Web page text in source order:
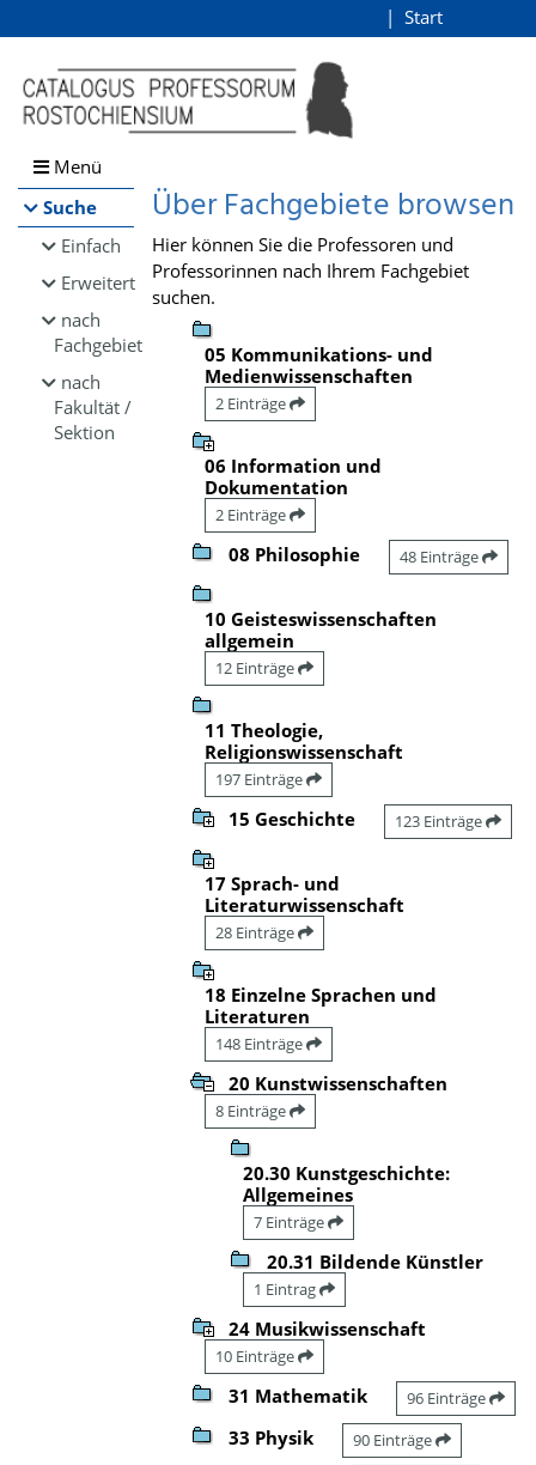
Browsen
direkt zum Inhalt
Start
Menü
Suche
Einfach
Erweitert
nach
Fachgebiet
nach
Fakultät /
Sektion
Über Fachgebiete browsen
Hier können Sie die Professoren und
Professorinnen nach Ihrem Fachgebiet
suchen.
05 Kommunikations- und
Medienwissenschaften
2 Einträge
06 Information und
Dokumentation
2 Einträge
08 Philosophie 48 Einträge
10 Geisteswissenschaften
allgemein
12 Einträge
11 Theologie,
Religionswissenschaft
197 Einträge
15 Geschichte 123 Einträge
17 Sprach- und
Literaturwissenschaft
28 Einträge
18 Einzelne Sprachen und
Literaturen
148 Einträge
20 Kunstwissenschaften
8 Einträge
20.30 Kunstgeschichte:
Allgemeines
7 Einträge
20.31 Bildende Künstler
1 Eintrag
24 Musikwissenschaft
10 Einträge
31 Mathematik 96 Einträge
33 Physik 90 Einträge